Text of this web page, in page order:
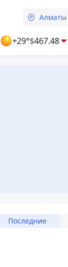
Алматы
+29°$467.48
Последние